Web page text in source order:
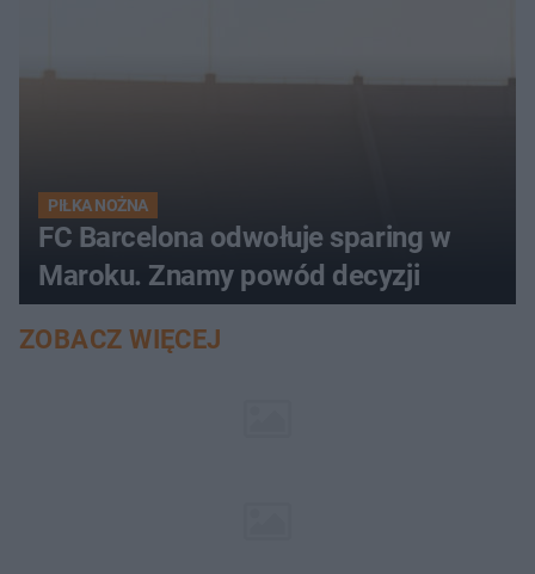
PIŁKA NOŻNA
FC Barcelona odwołuje sparing w
Maroku. Znamy powód decyzji
ZOBACZ WIĘCEJ